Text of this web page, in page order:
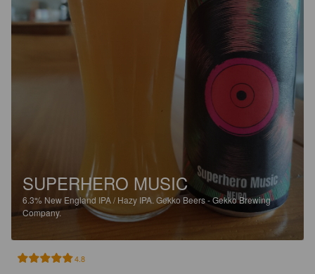
SUPERHERO MUSIC
6.3% New England IPA / Hazy IPA. Gekko Beers - Gekko Brewing
Company.
4.8